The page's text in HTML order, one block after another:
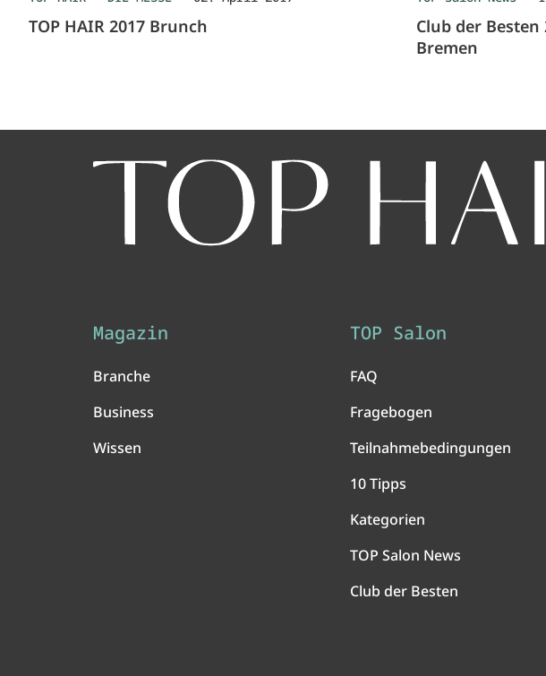
TOP HAIR 2017 Brunch
Club der
Bremen
Magazin
Branche
Business
Wissen
TOP Salon
FAQ
Fragebogen
Teilnahmebedingungen
10 Tipps
Kategorien
TOP Salon News
Club der Besten